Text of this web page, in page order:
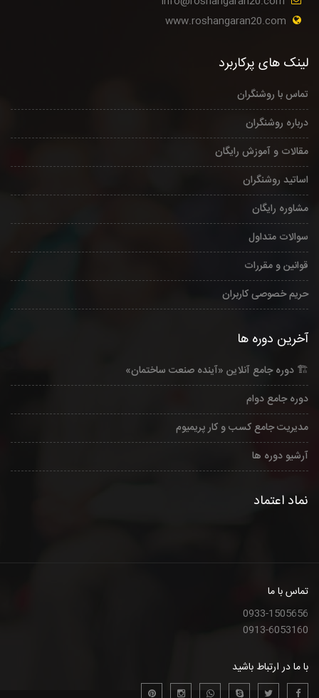
www.roshangaran20.com
لینک های پرکاربرد
تماس با روشنگران
درباره روشنگران
مقالات و آموزش رایگان
اساتید روشنگران
مشاوره رایگان
سوالات متداول
قوانین و مقررات
حریم خصوصی کاربران
آخرین دوره ها
🏗️ دوره جامع آنلاین «آینده صنعت ساختمان»
دوره جامع دوام
مدیریت جامع کسب و کار پریمیوم
آرشیو دوره ها
نماد اعتماد
تماس با ما
0933-1505656
0913-6053160
با ما در ارتباط باشید